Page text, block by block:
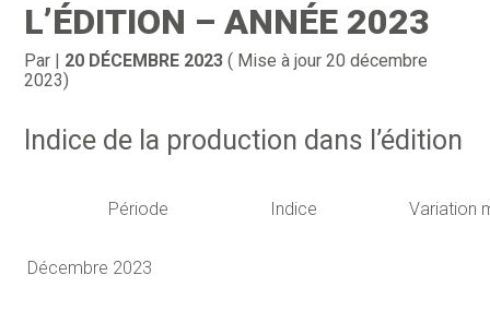
Pilotage d’entreprise
Juridique
Dématérialisation / collecte
L’ÉDITION – ANNÉE 2023
Par | 20 DÉCEMBRE 2023 ( Mise à jour 20 décembre
2023)
Indice de la production dans l’édition
Période Indice Variation
Décembre 2023